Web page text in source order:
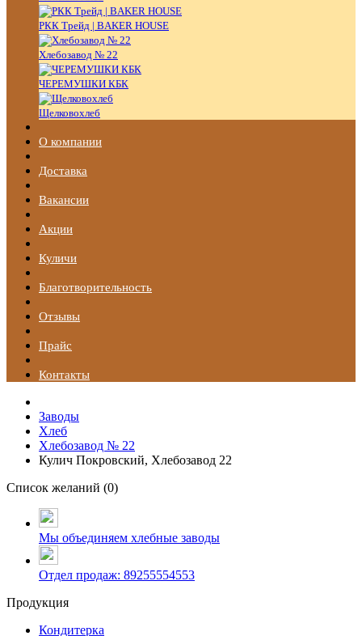
РКК Трейд | BAKER HOUSE
Хлебозавод № 22
ЧЕРЕМУШКИ КБК
Щелковохлеб
О компании
Доставка
Вакансии
Акции
Куличи
Благотворительность
Отзывы
Прайс
Контакты
Заводы
Хлеб
Хлебозавод № 22
Кулич Покровский, Хлебозавод 22
Список желаний (0)
Мы объединяем хлебные заводы
Отдел продаж: 89255554553
Продукция
Кондитерка